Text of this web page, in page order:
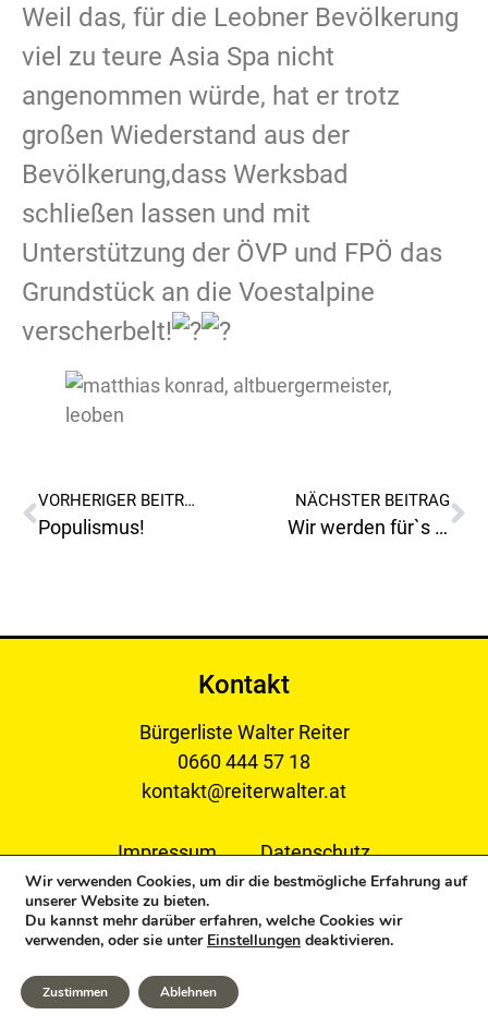
Weil das, für die Leobner Bevölkerung
viel zu teure Asia Spa nicht
angenommen würde, hat er trotz
großen Wiederstand aus der
Bevölkerung,dass Werksbad
schließen lassen und mit
Unterstützung der ÖVP und FPÖ das
Grundstück an die Voestalpine
verscherbelt!
VORHERIGER BEITRAG
Populismus!
NÄCHSTER BEITRAG
Wir werden für`s arbeiten bezahlt, nicht für`s denken!
Kontakt
Bürgerliste Walter Reiter
0660 444 57 18
kontakt@reiterwalter.at
Impressum Datenschutz
Reserved.
Wir verwenden Cookies, um dir die bestmögliche Erfahrung auf
unserer Website zu bieten.
Du kannst mehr darüber erfahren, welche Cookies wir
verwenden, oder sie unter Einstellungen deaktivieren.
Zustimmen Ablehnen